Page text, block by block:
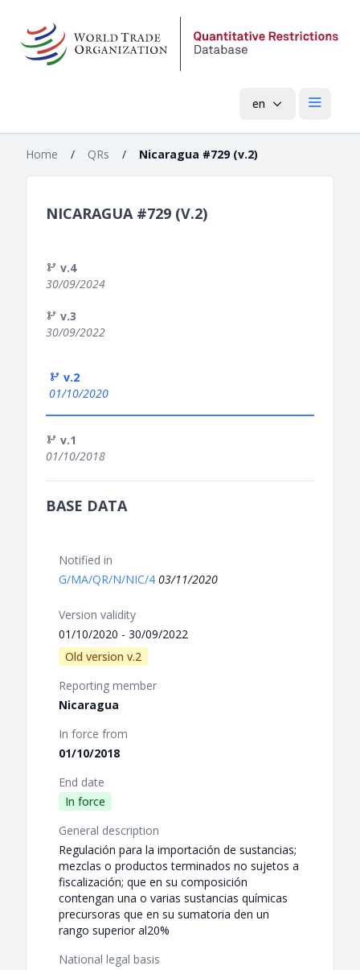
en Open
Home / QRs / Nicaragua #729 (v.2)
NICARAGUA #729 (V.2)
v.4
30/09/2024
v.3
30/09/2022
v.2
01/10/2020
v.1
01/10/2018
BASE DATA
Notified in
G/MA/QR/N/NIC/4 03/11/2020
Version validity
01/10/2020 - 30/09/2022
Old version v.2
Reporting member
Nicaragua
In force from
01/10/2018
End date
In force
General description
Regulación para la importación de sustancias;
mezclas o productos terminados no sujetos a
fiscalización; que en su composición
contengan una o varias sustancias químicas
precursoras que en su sumatoria den un
rango superior al20%
National legal basis